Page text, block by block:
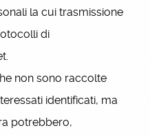
la cui trasmissione
di
non sono raccolte
identificati, ma
potrebbero,